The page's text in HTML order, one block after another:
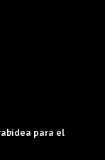
para el